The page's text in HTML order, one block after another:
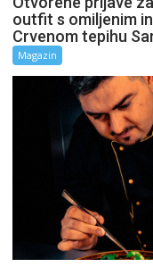
outfit s omiljenim
Crvenom tepihu
Magazin